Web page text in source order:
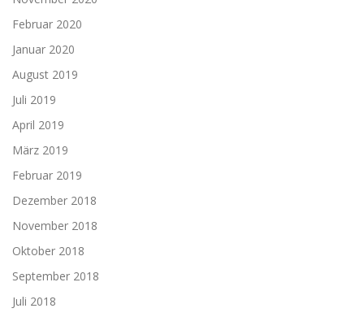
Februar 2020
Januar 2020
August 2019
Juli 2019
April 2019
März 2019
Februar 2019
Dezember 2018
November 2018
Oktober 2018
September 2018
Juli 2018